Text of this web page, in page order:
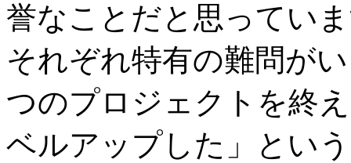
誉なことだと思ってい
それぞれ特有の難問が
つのプロジェクトを終
ベルアップした」とい